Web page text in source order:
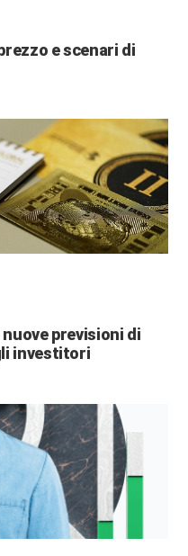
e scenari di
previsioni di
investitori